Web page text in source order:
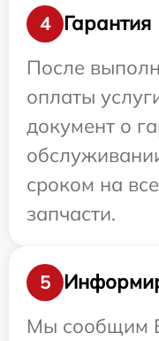
4
Гарантия
После
оплаты
документ о
сроком на
запчасти.
5
Мы сообщим